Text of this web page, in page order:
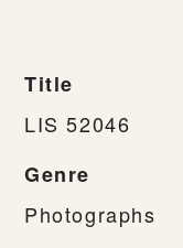
Title
LIS 52046
Genre
Photographs